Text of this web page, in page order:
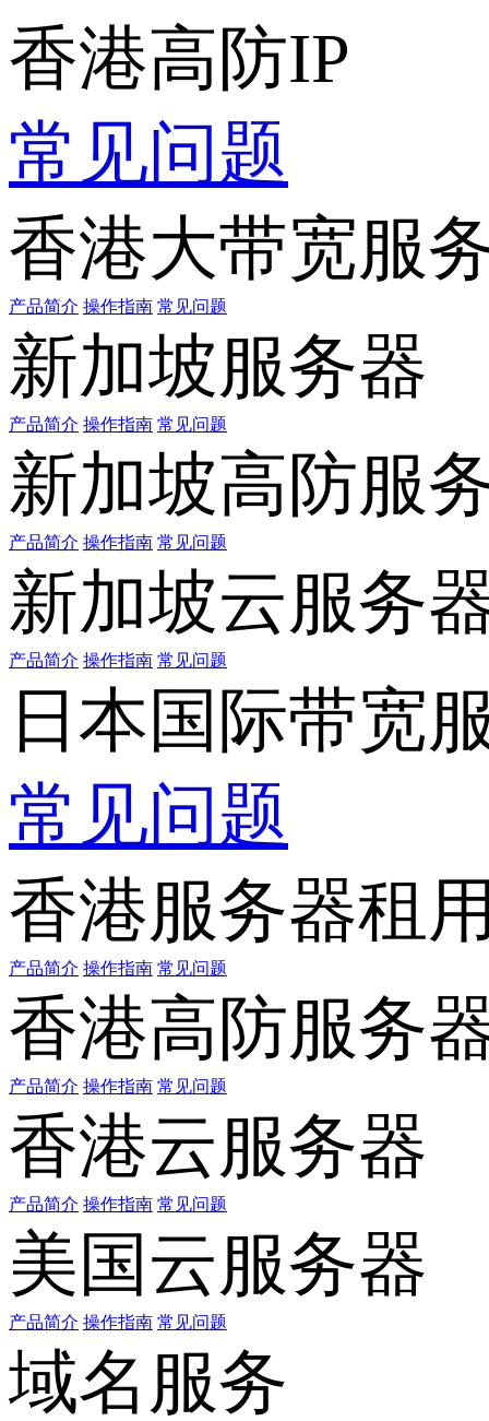
香港高防IP
常见问题
香港大带宽服
产品简介 操作指南 常见问题
新加坡服务器
产品简介 操作指南 常见问题
新加坡高防服
产品简介 操作指南 常见问题
新加坡云服务
产品简介 操作指南 常见问题
日本国际带宽
常见问题
香港服务器租
产品简介 操作指南 常见问题
香港高防服务
产品简介 操作指南 常见问题
香港云服务器
产品简介 操作指南 常见问题
美国云服务器
产品简介 操作指南 常见问题
域名服务